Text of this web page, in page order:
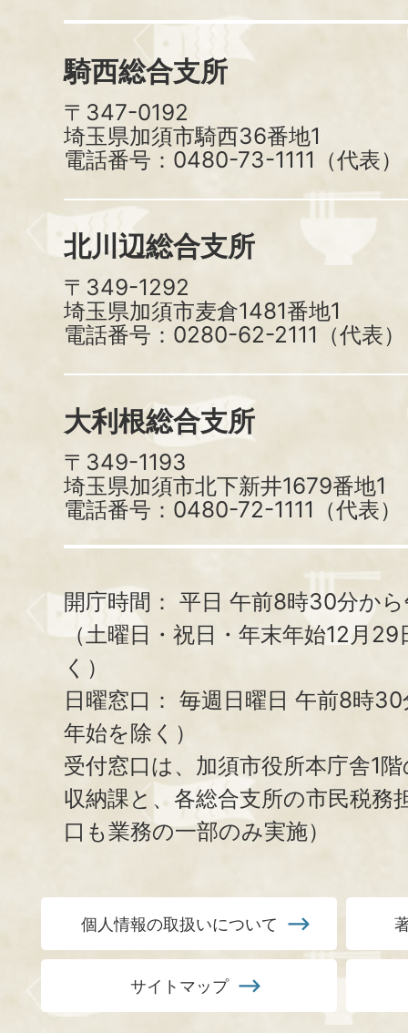
騎西総合支所
〒347-0192
埼玉県加須市騎西36番地1
電話番号：0480-73-1111（代表）
北川辺総合支所
〒349-1292
埼玉県加須市麦倉1481番地1
電話番号：0280-62-2111（代表）
大利根総合支所
〒349-1193
埼玉県加須市北下新井1679番地1
電話番号：0480-72-1111（代表）
開庁時間： 平日 午前8時30分か
（土曜日・祝日・年末年始12月
く）
日曜窓口： 毎週日曜日 午前8時
年始を除く）
受付窓口は、加須市役所本庁舎1
収納課と、 各総合支所の市民税務
口も業務の一部のみ実施）
個人情報の取扱いについて
サイトマップ